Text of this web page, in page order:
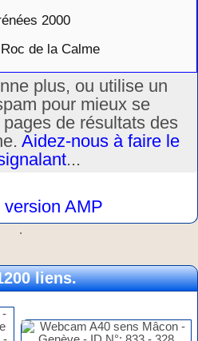
2000
de la Calme
plus, ou utilise un
pour mieux se
de résultats des
Aidez-nous à faire le
...
AMP
.
liens.